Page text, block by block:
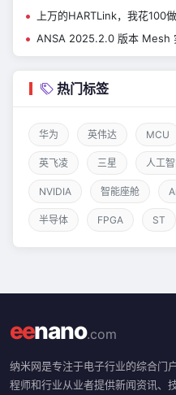
上万的HARTLink，我花100做出
ANSA 2025.2.0 版本 Mesh
热门标签
华为 英伟达 MCU
英飞凌 三星 人工
NVIDIA 智能座舱
半导体 FPGA ST
eenano.com
纳米网是专注于电子行业的综合门
程师和行业从业者提供新闻资讯、